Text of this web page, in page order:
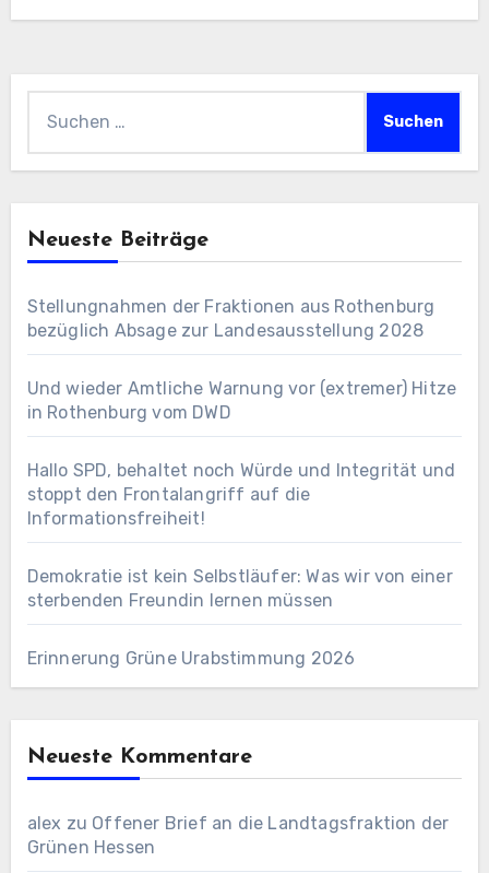
Neueste Beiträge
Stellungnahmen der Fraktionen aus Rothenburg
bezüglich Absage zur Landesausstellung 2028
Und wieder Amtliche Warnung vor (extremer) Hitze
in Rothenburg vom DWD
Hallo SPD, behaltet noch Würde und Integrität und
stoppt den Frontalangriff auf die
Informationsfreiheit!
Demokratie ist kein Selbstläufer: Was wir von einer
sterbenden Freundin lernen müssen
Erinnerung Grüne Urabstimmung 2026
Neueste Kommentare
alex zu Offener Brief an die Landtagsfraktion der
Grünen Hessen